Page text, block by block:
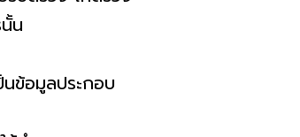
น
ข้อมูลประกอบ